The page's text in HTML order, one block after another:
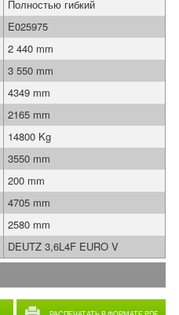
Полностью гибкий
E025975
2 440 mm
3 550 mm
4349 mm
2165 mm
14800 Kg
3550 mm
200 mm
4705 mm
2580 mm
DEUTZ 3,6L4F EURO V